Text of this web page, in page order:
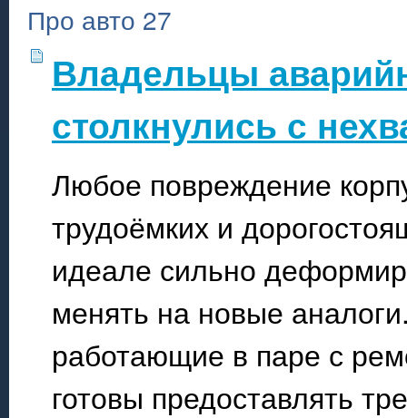
Про авто 27
Владельцы
столкнулись с
Любое повреждение
трудоёмких и
идеале сильно
менять на новые
работающие в паре с
готовы предоставлять